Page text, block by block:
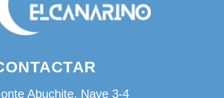
Abuchite, Nave 3-4